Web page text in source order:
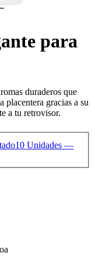
para
duraderos que
placentera gracias a su
a tu retrovisor.
10 Unidades —